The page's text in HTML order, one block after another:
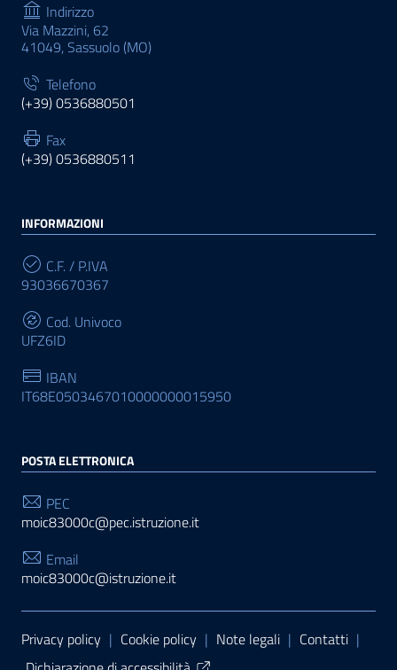
Indirizzo
Via Mazzini, 62
41049, Sassuolo (MO)
Telefono
(+39) 0536880501
Fax
(+39) 0536880511
INFORMAZIONI
C.F. / P.IVA
93036670367
Cod. Univoco
UFZ6ID
IBAN
IT68E0503467010000000015950
POSTA ELETTRONICA
PEC
moic83000c@pec.istruzione.it
Email
moic83000c@istruzione.it
Sezione Link Utili
Privacy policy | Cookie policy | Note legali | Contatti |